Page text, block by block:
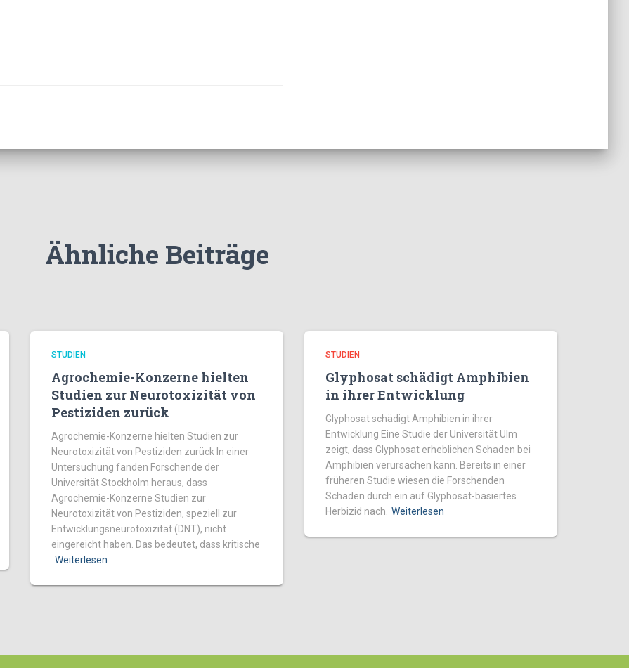
Ähnliche Beiträge
STUDIEN
Agrochemie-Konzerne hielten
Studien zur Neurotoxizität von
Pestiziden zurück
Agrochemie-Konzerne hielten Studien zur
Neurotoxizität von Pestiziden zurück In einer
Untersuchung fanden Forschende der
Universität Stockholm heraus, dass
Agrochemie-Konzerne Studien zur
Neurotoxizität von Pestiziden, speziell zur
Entwicklungsneurotoxizität (DNT), nicht
eingereicht haben. Das bedeutet, dass kritische
Weiterlesen
STUDIEN
Glyphosat schädigt Amphibien
in ihrer Entwicklung
Glyphosat schädigt Amphibien in ihrer
Entwicklung Eine Studie der Universität Ulm
zeigt, dass Glyphosat erheblichen Schaden bei
Amphibien verursachen kann. Bereits in einer
früheren Studie wiesen die Forschenden
Schäden durch ein auf Glyphosat-basiertes
Herbizid nach. Weiterlesen